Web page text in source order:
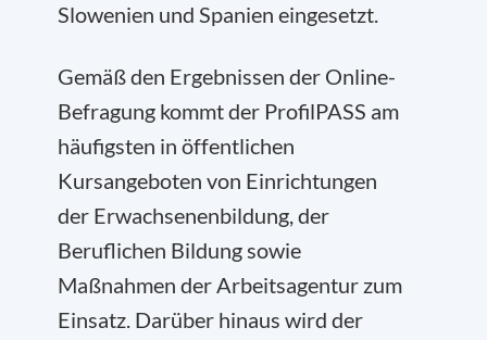
Slowenien und Spanien eingesetzt.
Gemäß den Ergebnissen der Online-
Befragung kommt der ProfilPASS am
häufigsten in öffentlichen
Kursangeboten von Einrichtungen
der Erwachsenenbildung, der
Beruflichen Bildung sowie
Maßnahmen der Arbeitsagentur zum
Einsatz. Darüber hinaus wird der